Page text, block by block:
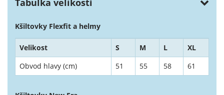
Tabulka velikostí
Kšiltovky Flexfit a helmy
Velikost S M L
XL
Obvod hlavy (cm)
51 55 58 61